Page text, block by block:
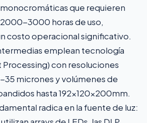
que requieren
3000 horas de uso,
costo operacional significativo.
emplean tecnología
Processing) con resoluciones
35 micrones y volúmenes de
hasta 192x120x200mm.
radica en la fuente de luz: